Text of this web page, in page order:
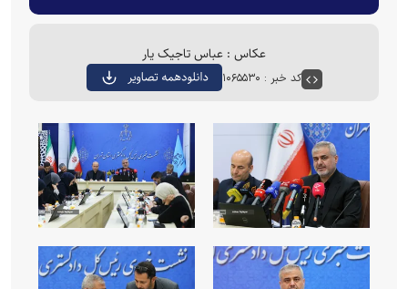
عکاس : عباس تاجیک یار
کد خبر : ۱۰۶۵۵۳۰